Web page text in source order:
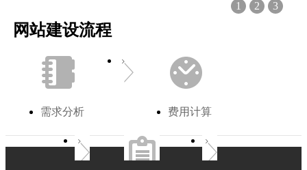
1 2 3
网站建设流程
需求分析 费用计算